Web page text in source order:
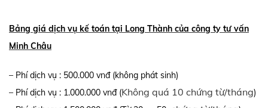
Bảng giá dịch vụ kế toán tại Long Thành của công ty tư vấn
Minh Châu
– Phí dịch vụ : 500.000 vnđ (không phát sinh)
– Phí dịch vụ : 1.000.000 vnđ (Không quá 10 chứng từ/tháng)